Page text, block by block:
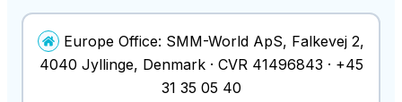
Europe Office: SMM-World ApS, Falkevej 2,
4040 Jyllinge, Denmark · CVR 41496843 · +45
31 35 05 40